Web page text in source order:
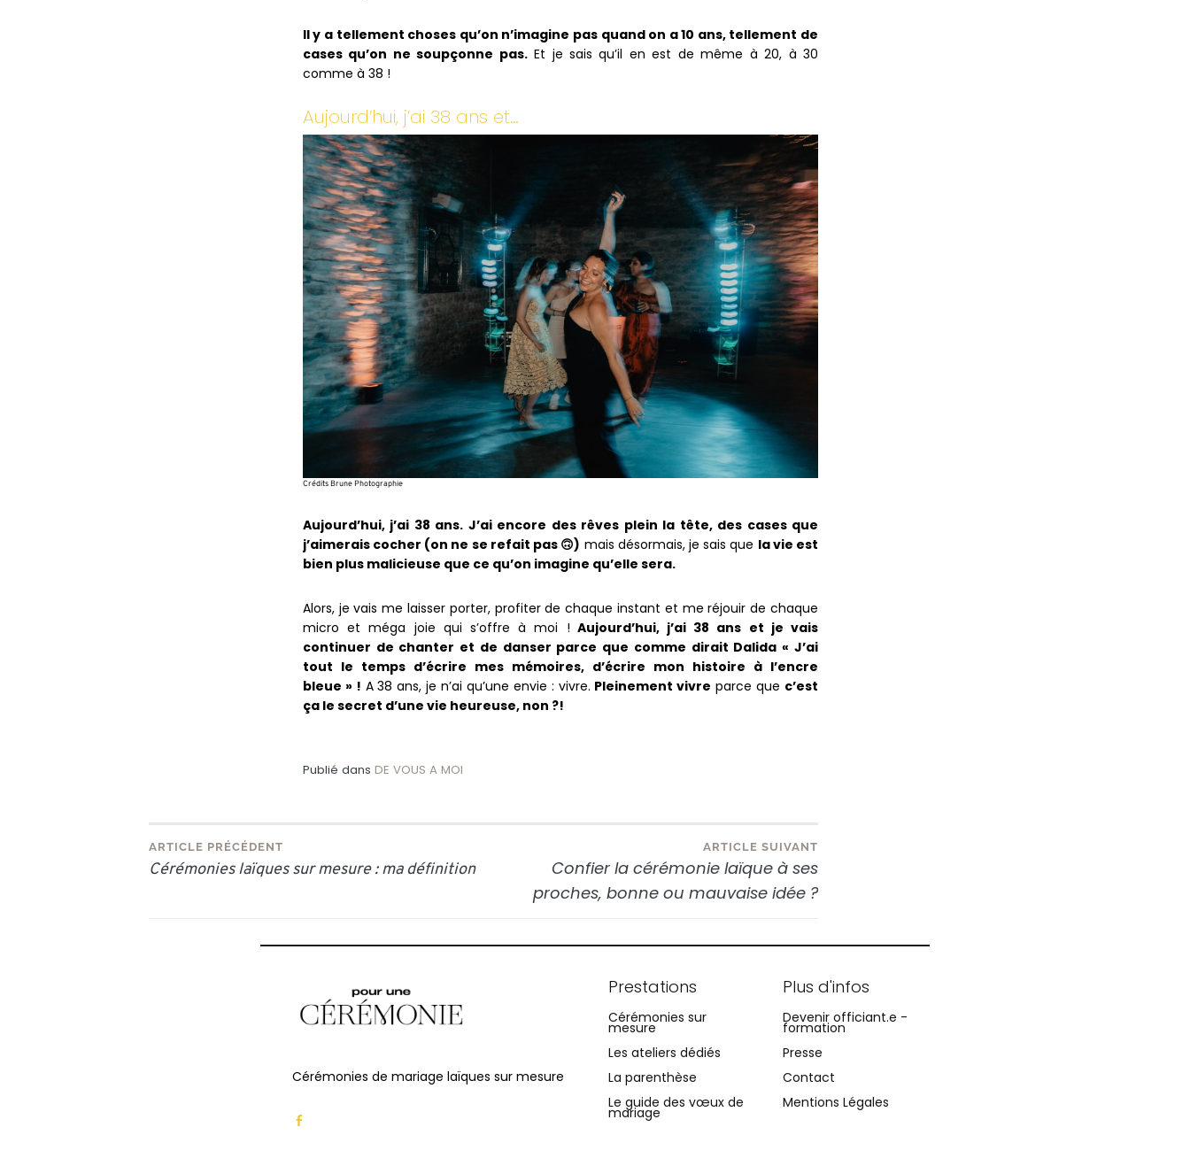
Il y a tellement choses qu’on n’imagine pas quand on a 10 ans, tellement de
cases qu’on ne soupçonne pas.Et je sais qu’il en est de même à 20, à 30
comme à 38 !
Aujourd’hui, j’ai 38 ans et…
Crédits Brune Photographie
Aujourd’hui, j’ai 38 ans. J’ai encore des rêves plein la tête, des cases que
j’aimerais cocher (on ne se refait pas 🙃) mais désormais, je sais que la vie est
bien plus malicieuse que ce qu’on imagine qu’elle sera.
Alors, je vais me laisser porter, profiter de chaque instant et me réjouir de chaque
micro et méga joie qui s’offre à moi ! Aujourd’hui, j’ai 38 ans et je vais
continuer de chanter et de danser parce que comme dirait Dalida « J’ai
tout le temps d’écrire mes mémoires, d’écrire mon histoire à l’encre
bleue » ! A 38 ans, je n’ai qu’une envie : vivre. Pleinement vivre parce que c’est
ça le secret d’une vie heureuse, non ?!
Publié dans DE VOUS A MOI
Navigation
ARTICLE PRÉCÉDENT
Cérémonies laïques sur mesure : ma définition
ARTICLE SUIVANT
Confier la cérémonie laïque à ses
proches, bonne ou mauvaise idée ?
Cérémonies de mariage laïques sur mesure
Prestations
Cérémonies sur
mesure
Les ateliers dédiés
La parenthèse
Le guide des vœux de
mariage
Plus d'infos
Devenir officiant.e -
formation
Presse
Contact
Mentions Légales